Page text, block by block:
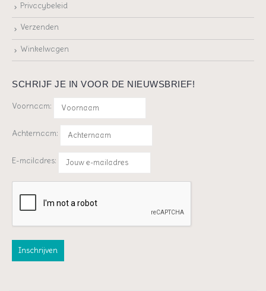
Privacybeleid
Verzenden
Winkelwagen
SCHRIJF JE IN VOOR DE NIEUWSBRIEF!
Voornaam:
Achternaam:
E-mailadres: